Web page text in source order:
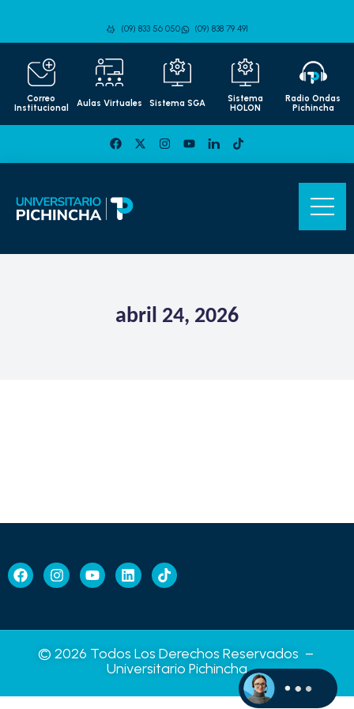
(09) 833 56 050 (09) 838 79 491
Correo
Institucional
Aulas Virtuales Sistema SGA
Sistema
HOLON
Radio Ondas
Pichincha
abril 24, 2026
© 2026 Todos Los Derechos Reservados –
Universitario Pichincha